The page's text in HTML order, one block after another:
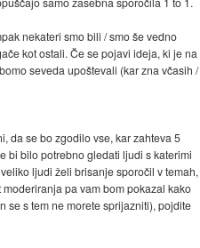
nekateri smo bili / smo še vedno
kot ostali. Če se pojavi ideja, ki je na
seveda upoštevali (kar zna včasih /
da se bo zgodilo vse, kar zahteva 5
bi bilo potrebno gledati ljudi s katerimi
ljudi želi brisanje sporočil v temah,
pa vam bom pokazal kako
se s tem ne morete sprijazniti), pojdite